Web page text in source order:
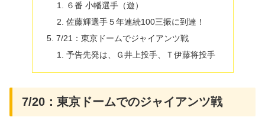
６番 小幡選手（遊）
佐藤輝選手５年連続100三振に到達！
7/21：東京ドームでジャイアンツ戦
予告先発は、Ｇ井上投手、Ｔ伊藤将投手
7/20：東京ドームでのジャイアンツ戦